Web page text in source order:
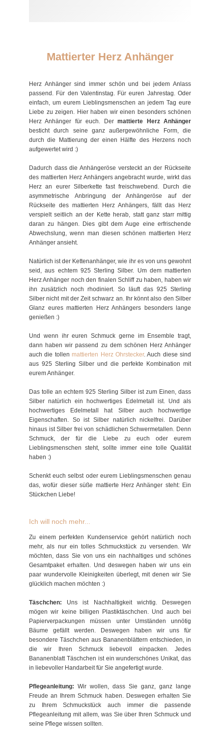
Mattierter Herz Anhänger
Herz Anhänger sind immer schön und bei jedem Anlass
passend. Für den Valentinstag. Für euren Jahrestag. Oder
einfach, um eurem Lieblingsmenschen an jedem Tag eure
Liebe zu zeigen. Hier haben wir einen besonders schönen
Herz Anhänger für euch. Dermattierte Herz Anhänger
besticht durch seine ganz außergewöhnliche Form, die
durch die Mattierung der einen Hälfte des Herzens noch
aufgewertet wird :)
Dadurch dass die Anhängeröse versteckt an der Rückseite
des mattierten Herz Anhängers angebracht wurde, wirkt das
Herz an eurer Silberkette fast freischwebend. Durch die
asymmetrische Anbringung der Anhängeröse auf der
Rückseite des mattierten Herz Anhängers, fällt das Herz
verspielt seitlich an der Kette herab, statt ganz starr mittig
daran zu hängen. Dies gibt dem Auge eine erfrischende
Abwechslung, wenn man diesen schönen mattierten Herz
Anhänger ansieht.
Natürlich ist der Kettenanhänger, wie ihr es von uns gewohnt
seid, aus echtem 925 Sterling Silber. Um dem mattierten
Herz Anhänger noch den finalen Schliff zu haben, haben wir
ihn zusätzlich noch rhodiniert. So läuft das 925 Sterling
Silber nicht mit der Zeit schwarz an. Ihr könnt also den Silber
Glanz eures mattierten Herz Anhängers besonders lange
genießen :)
Und wenn ihr euren Schmuck gerne im Ensemble tragt,
dann haben wir passend zu dem schönen Herz Anhänger
auch die tollenmattierten Herz Ohrstecker. Auch diese sind
aus 925 Sterling Silber und die perfekte Kombination mit
eurem Anhänger.
Das tolle an echtem 925 Sterling Silber ist zum Einen, dass
Silber natürlich ein hochwertiges Edelmetall ist. Und als
hochwertiges Edelmetall hat Silber auch hochwertige
Eigenschaften. So ist Silber natürlich nickelfrei. Darüber
hinaus ist Silber frei von schädlichen Schwermetallen. Denn
Schmuck, der für die Liebe zu euch oder eurem
Lieblingsmenschen steht, sollte immer eine tolle Qualität
haben :)
Schenkt euch selbst oder eurem Lieblingsmenschen genau
das, wofür dieser süße mattierte Herz Anhänger steht: Ein
Stückchen Liebe!
Ich will noch mehr...
Zu einem perfekten Kundenservice gehört natürlich noch
mehr, als nur ein tolles Schmuckstück zu versenden. Wir
möchten, dass Sie von uns ein nachhaltiges und schönes
Gesamtpaket erhalten. Und deswegen haben wir uns ein
paar wundervolle Kleinigkeiten überlegt, mit denen wir Sie
glücklich machen möchten :)
Täschchen: Uns ist Nachhaltigkeit wichtig. Deswegen
mögen wir keine billigen Plastiktäschchen. Und auch bei
Papierverpackungen müssen unter Umständen unnötig
Bäume gefällt werden. Deswegen haben wir uns für
besondere Täschchen aus Bananenblättern entschieden, in
die wir Ihren Schmuck liebevoll einpacken. Jedes
Bananenblatt Täschchen ist ein wunderschönes Unikat, das
in liebevoller Handarbeit für Sie angefertigt wurde.
Pflegeanleitung: Wir wollen, dass Sie ganz, ganz lange
Freude an Ihrem Schmuck haben. Deswegen erhalten Sie
zu Ihrem Schmuckstück auch immer die passende
Pflegeanleitung mit allem, was Sie über Ihren Schmuck und
seine Pflege wissen sollten.